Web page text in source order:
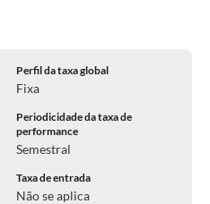
Perfil da taxa global
Fixa
Periodicidade da taxa de
performance
Semestral
Taxa de entrada
Não se aplica